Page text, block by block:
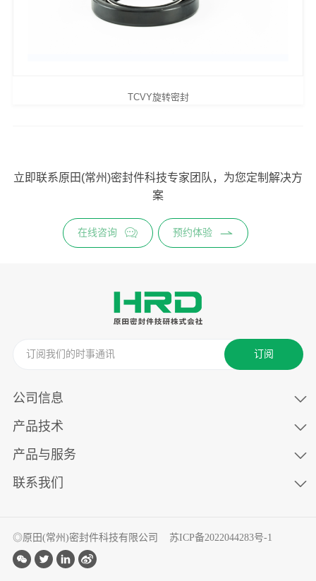
TCVY旋转密封
立即联系原田(常州)密封件科技专家团队，为您定制解决方
案
在线咨询 预约体验
订阅
公司信息
产品技术
产品与服务
联系我们
◎原田(常州)密封件科技有限公司 苏ICP备2022044283号-1